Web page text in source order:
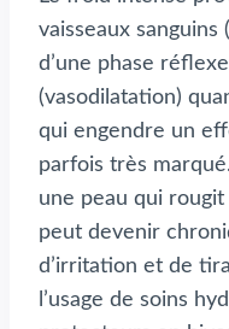
vaisseaux
d’une phase
(vasodilatation)
qui engendre un
parfois très
une peau qui
peut devenir
d’irritation et de
l’usage de soins